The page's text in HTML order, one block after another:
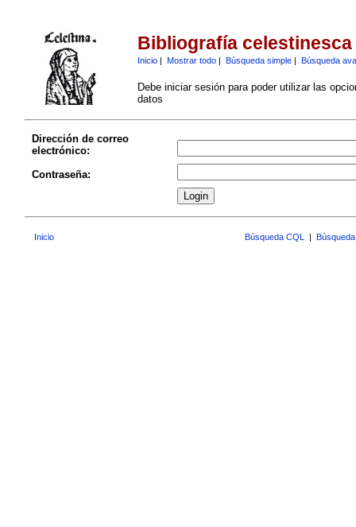
Bibliografía celestinesca
Inicio| Mostrar todo| Búsqueda simple| Búsqueda
Debe iniciar sesión para poder utilizar las
datos
Dirección de correo
electrónico:
Contraseña:
Inicio Búsqueda CQL |